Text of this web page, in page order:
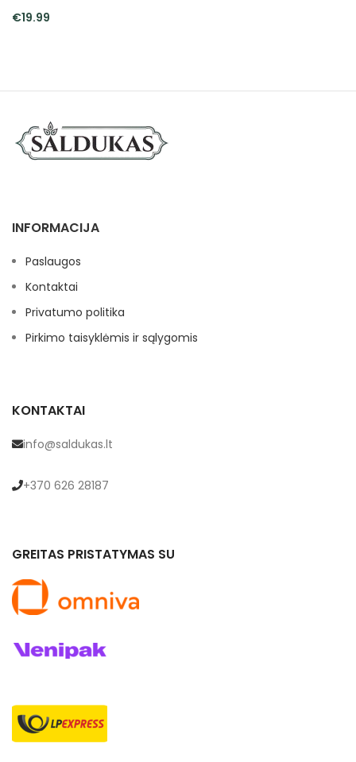
€19.99
INFORMACIJA
Paslaugos
Kontaktai
Privatumo politika
Pirkimo taisyklėmis ir sąlygomis
KONTAKTAI
info@saldukas.lt
+370 626 28187
GREITAS PRISTATYMAS SU